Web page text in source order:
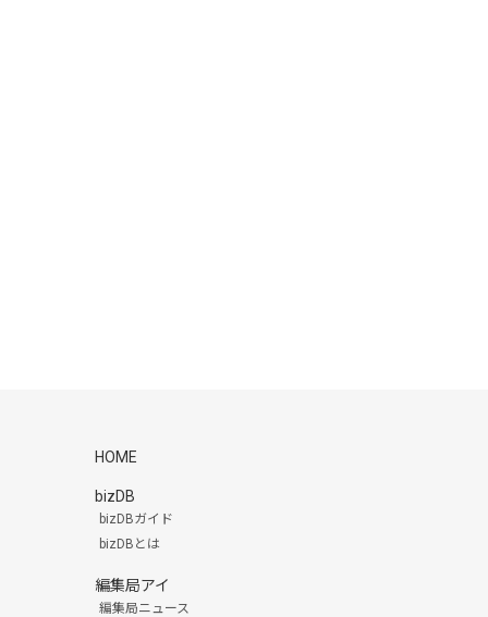
HOME
bizDB
bizDBガイド
bizDBとは
編集局アイ
編集局ニュース